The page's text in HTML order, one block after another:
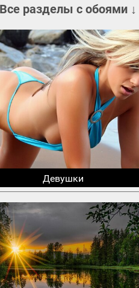
разделы с обоями ↓
Девушки